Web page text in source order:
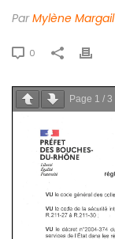
ParMylène Margail
0
Page 1 / 3